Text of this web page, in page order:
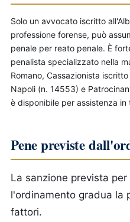
Solo un avvocato iscritto
professione forense, può
penale per reato penale. È
penalista specializzato nella
Romano, Cassazionista
Napoli (n. 14553) e
è disponibile per assistenza
Pene previste
La sanzione prevista per
l'ordinamento gradua la
fattori.